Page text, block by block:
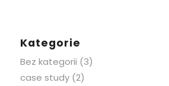
Kategorie
Bez kategorii (3)
case study(2)